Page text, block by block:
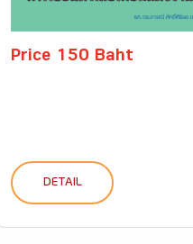
Price 150 Baht
DETAIL